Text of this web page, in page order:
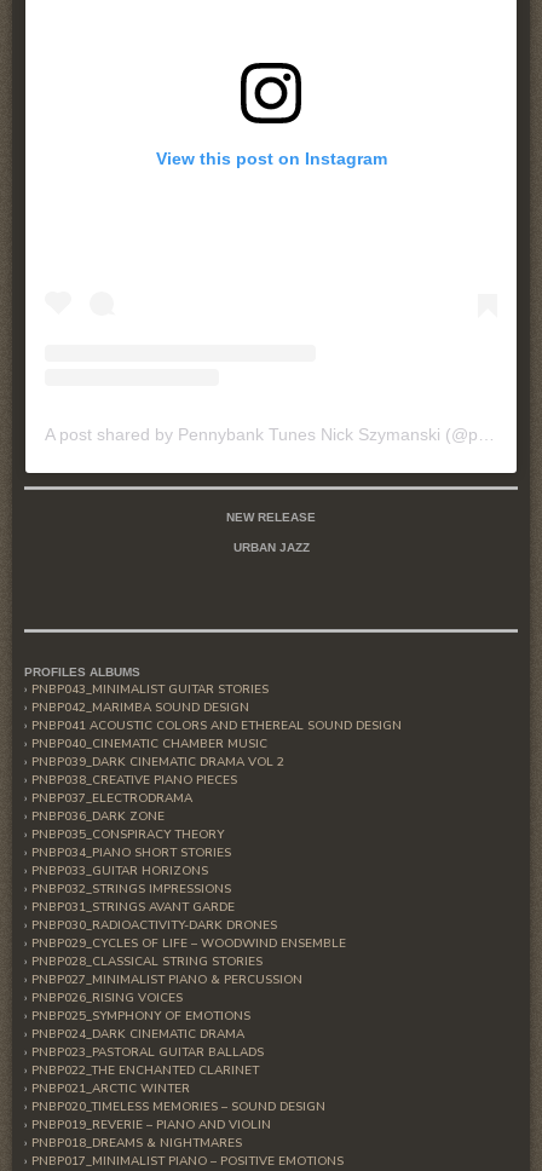
View this post on Instagram
A post shared by Pennybank Tunes Nick Szymanski (@pennybanktunes)
NEW RELEASE
URBAN JAZZ
PROFILES ALBUMS
PNBP043_MINIMALIST GUITAR STORIES
PNBP042_MARIMBA SOUND DESIGN
PNBP041 ACOUSTIC COLORS AND ETHEREAL SOUND DESIGN
PNBP040_CINEMATIC CHAMBER MUSIC
PNBP039_DARK CINEMATIC DRAMA VOL 2
PNBP038_CREATIVE PIANO PIECES
PNBP037_ELECTRODRAMA
PNBP036_DARK ZONE
PNBP035_CONSPIRACY THEORY
PNBP034_PIANO SHORT STORIES
PNBP033_GUITAR HORIZONS
PNBP032_STRINGS IMPRESSIONS
PNBP031_STRINGS AVANT GARDE
PNBP030_RADIOACTIVITY-DARK DRONES
PNBP029_CYCLES OF LIFE – WOODWIND ENSEMBLE
PNBP028_CLASSICAL STRING STORIES
PNBP027_MINIMALIST PIANO & PERCUSSION
PNBP026_RISING VOICES
PNBP025_SYMPHONY OF EMOTIONS
PNBP024_DARK CINEMATIC DRAMA
PNBP023_PASTORAL GUITAR BALLADS
PNBP022_THE ENCHANTED CLARINET
PNBP021_ARCTIC WINTER
PNBP020_TIMELESS MEMORIES – SOUND DESIGN
PNBP019_REVERIE – PIANO AND VIOLIN
PNBP018_DREAMS & NIGHTMARES
PNBP017_MINIMALIST PIANO – POSITIVE EMOTIONS